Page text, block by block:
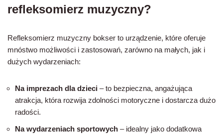
refleksomierz muzyczny?
Refleksomierz muzyczny bokser to urządzenie, które oferuje
mnóstwo możliwości i zastosowań, zarówno na małych, jak i
dużych wydarzeniach:
Na imprezach dla dzieci – to bezpieczna, angażująca
atrakcja, która rozwija zdolności motoryczne i dostarcza dużo
radości.
Na wydarzeniach sportowych – idealny jako dodatkowa